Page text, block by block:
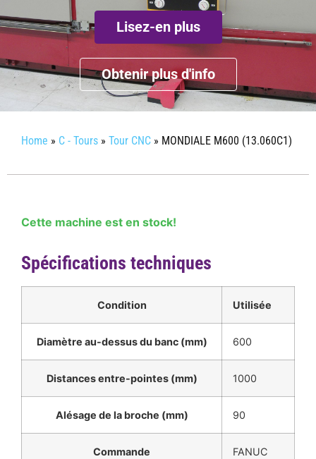
Lisez-en plus
Obtenir plus d'info
Home » C - Tours » Tour CNC » MONDIALE M600 (13.060C1)
Cette machine est en stock!
Spécifications techniques
Condition Utilisée
Diamètre au-dessus du banc (mm) 600
Distances entre-pointes (mm) 1000
Alésage de la broche (mm) 90
Commande
FANUC